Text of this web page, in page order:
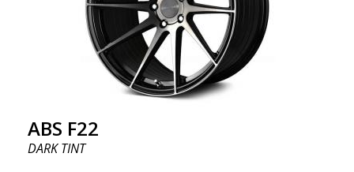
ABS F22
DARK TINT